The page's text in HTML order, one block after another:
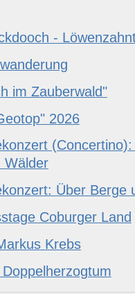
-
im Zauberwald"
2026
Wälder
Über Berge
Coburger Land
Krebs